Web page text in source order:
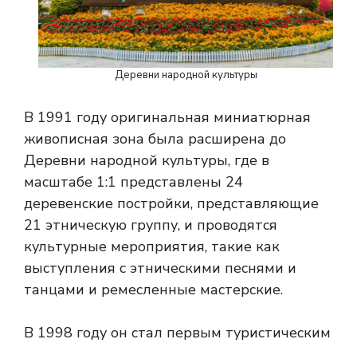
Деревни народной культуры
В 1991 году оригинальная миниатюрная
живописная зона была расширена до
Деревни народной культуры, где в
масштабе 1:1 представлены 24
деревенские постройки, представляющие
21 этническую группу, и проводятся
культурные мероприятия, такие как
выступления с этническими песнями и
танцами и ремесленные мастерские.
В 1998 году он стал первым туристическим